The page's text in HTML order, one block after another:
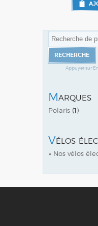
Recherche
pour :
RECHERCHE
Marques
Polaris (1)
Vélos
» Nos vélos